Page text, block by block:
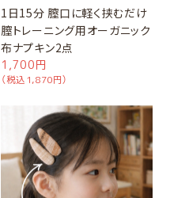
1日15分 膣口に軽く挟むだけ
膣トレーニング用オーガニック
布ナプキン2点
1,700円
（税込1,870円）